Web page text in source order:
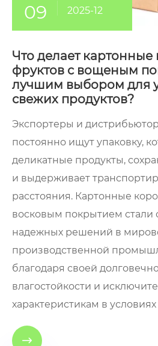
09 2025-12
Что делает
фруктов с вощеным
лучшим выбором для
свежих продуктов?
Экспортеры и
постоянно ищут упаковку,
деликатные продукты,
и выдерживает
расстояния. Картонные
восковым покрытием стали
надежных решений в
производственной
благодаря своей
влагостойкости и
характеристикам в
